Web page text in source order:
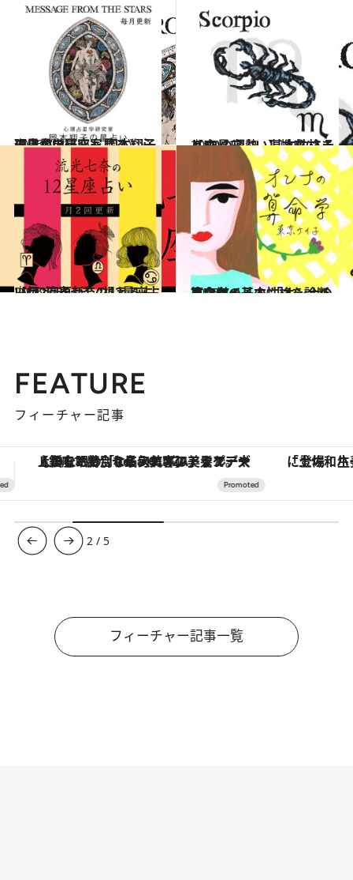
2026.7.31
《ほかの星座も見る》心理占星学研究家 岡本翔子の星占い
占い 2021.12.1
【12星座占い】蠍座(さそり座)の運勢、基本性格まとめ
占い
2026.7.29
【月2回更新】“視える占い師”流光七奈の12星座占い
占い 2026.7.6
あなたの基本性格を診断 東京ケイ子の 「オンナの算命学」
占い
FEATURE
フィーチャー記事
「土佐和ハーブかき氷」がOMO7高知に登場！生姜、山椒、大葉など目にも舌にも涼を呼ぶ郷土の味
3 / 5
フィーチャー記事一覧